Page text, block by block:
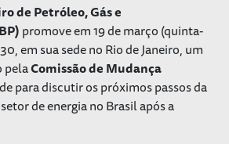
de Petróleo, Gás e
promove em 19 de março (quinta-
em sua sede no Rio de Janeiro, um
pelaComissão de Mudança
para discutir os próximos passos da
de energia no Brasil após a